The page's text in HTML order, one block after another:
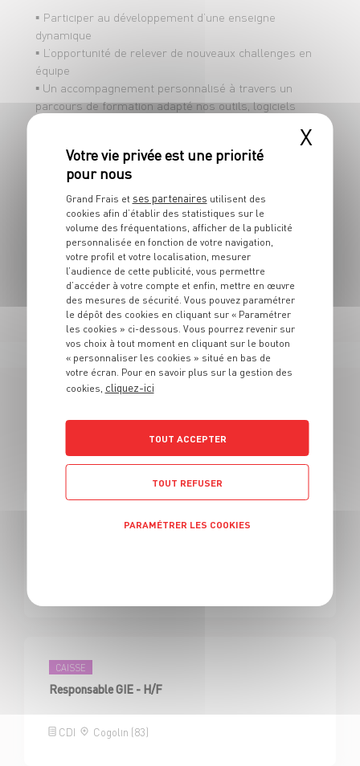
curative du magasin en lien avec les
prestataires
▪ Participer au développement d’une enseigne
dynamique
▪ L’opportunité de relever de nouveaux challenges en
équipe
▪ Un accompagnement personnalisé à travers un
parcours de formation adapté nos outils, logiciels
rejoindre au plus vite !
▪ Un salaire brut mensuel de 3052.92€ + une prime
sur objectifs + une prime de fin d’année + 10
RTT/année pleine
N’hésitez plus, pimentez votre carrière et venez
prendre part vous aussi à la team : J'peux pas j'ai
grand frais !
3 OFFRES
EN RESPONSABLE GIE
NOUVEAU MAGASIN
CAISSE
Responsable GIE - H/F
CDI Cogolin (83)
X
Grand Frais et ses partenaires utilisent des
cookies afin d’établir des statistiques sur le
volume des fréquentations, afficher de la publicité
personnalisée en fonction de votre navigation,
votre profil et votre localisation, mesurer
l’audience de cette publicité, vous permettre
d’accéder à votre compte et enfin, mettre en œuvre
des mesures de sécurité. Vous pouvez paramétrer
le dépôt des cookies en cliquant sur « Paramétrer
les cookies » ci-dessous. Vous pourrez revenir sur
vos choix à tout moment en cliquant sur le bouton
« personnaliser les cookies » situé en bas de
votre écran. Pour en savoir plus sur la gestion des
cookies, cliquez-ici
TOUT ACCEPTER
TOUT REFUSER
PARAMÉTRER LES COOKIES